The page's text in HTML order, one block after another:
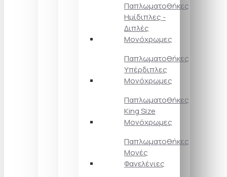
Παπλωματοθήκες
Ημίδιπλες -
Διπλές
Μονόχρωμες
Παπλωματοθήκες
Υπέρδιπλες
Μονόχρωμες
Παπλωματοθήκες
King Size
Μονόχρωμες
Παπλωματοθήκες
Μονές
Φανελένιες